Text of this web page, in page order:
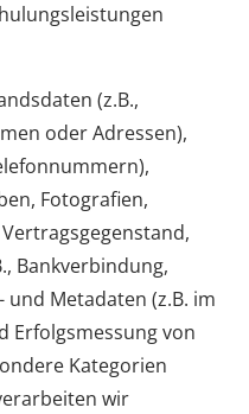
(z.B.,
oder Adressen),
Fotografien,
Bankverbindung,
Metadaten (z.B. im
Erfolgsmessung von
Kategorien
wir